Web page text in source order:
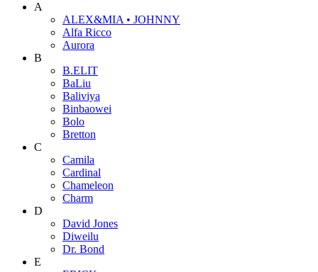
A
ALEX&MIA • JOHNNY
Alfa Ricco
Aurora
B
B.ELIT
BaLiu
Baliviya
Binbaowei
Bolo
Bretton
C
Camila
Cardinal
Chameleon
Charm
D
David Jones
Diweilu
Dr. Bond
E